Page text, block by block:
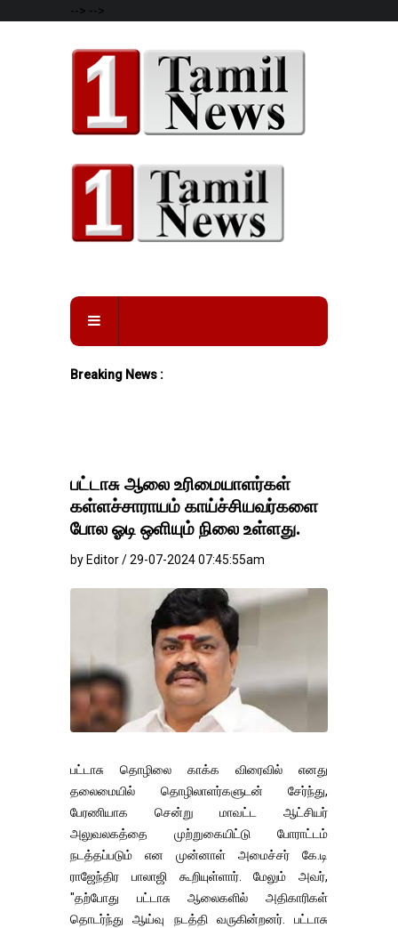
--> -->
Breaking News :
பட்டாசு ஆலை உரிமையாளர்கள்
கள்ளச்சாராயம் காய்ச்சியவர்களை
போல ஓடி ஒளியும் நிலை உள்ளது.
by Editor / 29-07-2024 07:45:55am
பட்டாசு தொழிலை காக்க விரைவில் எனது
தலைமையில் தொழிலாளர்களுடன் சேர்ந்து,
பேரணியாக சென்று மாவட்ட ஆட்சியர்
அலுவலகத்தை முற்றுகையிட்டு போராட்டம்
நடத்தப்படும் என முன்னாள் அமைச்சர் கே.டி
ராஜேந்திர பாலாஜி கூறியுள்ளார். மேலும் அவர்,
"தற்போது பட்டாசு ஆலைகளில் அதிகாரிகள்
தொடர்ந்து ஆய்வு நடத்தி வருகின்றனர். பட்டாசு